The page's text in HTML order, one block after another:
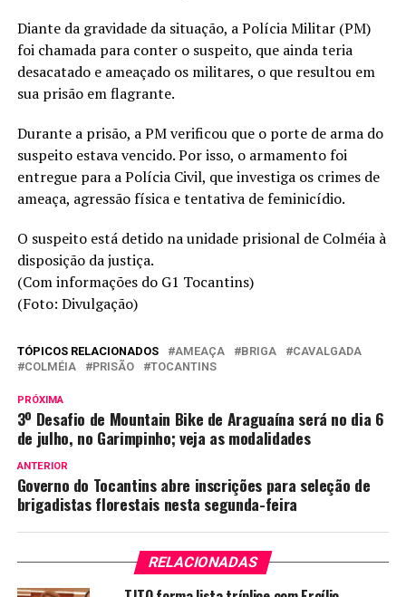
Diante da gravidade da situação, a Polícia Militar (PM)
foi chamada para conter o suspeito, que ainda teria
desacatado e ameaçado os militares, o que resultou em
sua prisão em flagrante.
Durante a prisão, a PM verificou que o porte de arma do
suspeito estava vencido. Por isso, o armamento foi
entregue para a Polícia Civil, que investiga os crimes de
ameaça, agressão física e tentativa de feminicídio.
O suspeito está detido na unidade prisional de Colméia à
disposição da justiça.
(Com informações do G1 Tocantins)
(Foto: Divulgação)
TÓPICOS RELACIONADOS AMEAÇA BRIGA
CAVALGADA
COLMÉIA
PRISÃO TOCANTINS
PRÓXIMA
3º Desafio de Mountain Bike de Araguaína será no dia 6
de julho, no Garimpinho; veja as modalidades
ANTERIOR
Governo do Tocantins abre inscrições para seleção de
brigadistas florestais nesta segunda-feira
RELACIONADAS